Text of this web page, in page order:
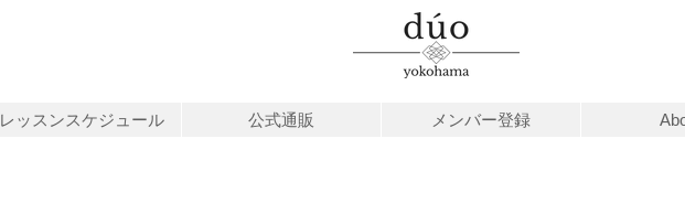
レッスンスケジュール 公式通販 メンバー登録